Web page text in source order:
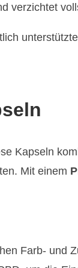
verzichtet
Kapseln
Mit einem
Farb- und